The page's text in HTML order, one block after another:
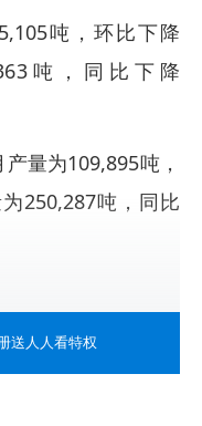
吨，环比下降
吨，同比下降
量为109,895吨，
250,287吨，同比
产业链面临三大挑
送人人看特权